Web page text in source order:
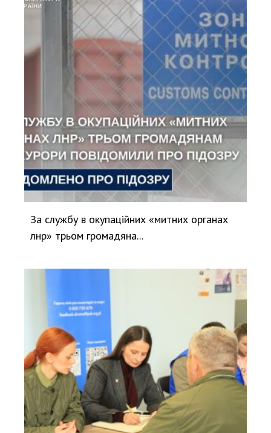
За службу в окупаційних «митних органах
лнр» трьом громадяна...